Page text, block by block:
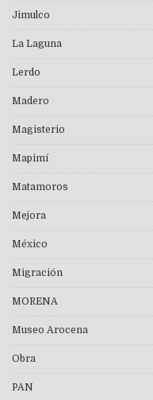
Jimulco
La Laguna
Lerdo
Madero
Magisterio
Mapimí
Matamoros
Mejora
México
Migración
MORENA
Museo Arocena
Obra
PAN